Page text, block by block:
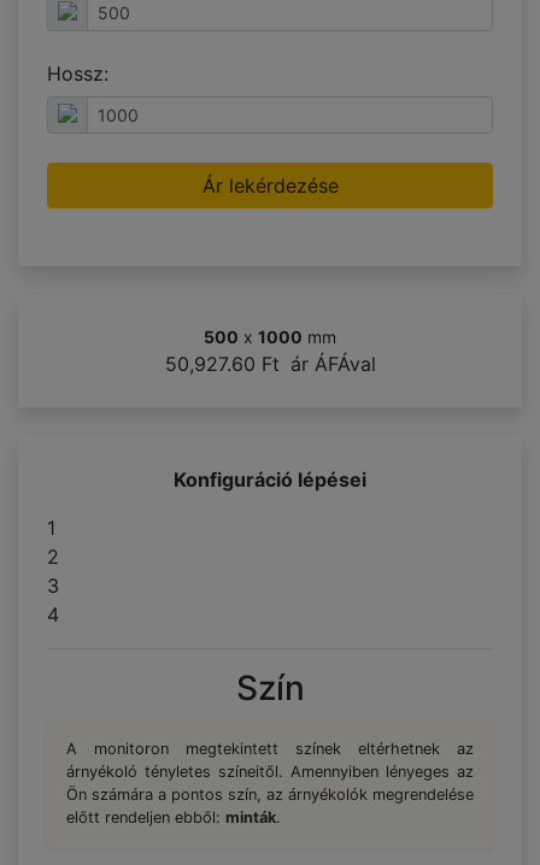
Hossz:
Ár lekérdezése
500 x 1000 mm
50,927.60 Ft ár ÁFÁval
Konfiguráció lépései
1
2
3
4
Szín
A monitoron megtekintett színek eltérhetnek az
árnyékoló tényletes színeitől. Amennyiben lényeges az
Ön számára a pontos szín, az árnyékolók megrendelése
előtt rendeljen ebből: minták.